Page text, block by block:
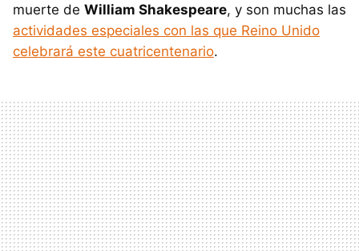
muerte de William Shakespeare, y son muchas las
actividades especiales con las que Reino Unido
celebrará este cuatricentenario.